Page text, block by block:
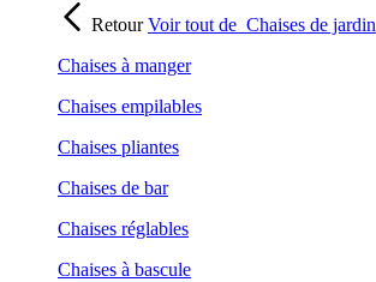
RetourVoir tout de Chaises de jardin
Chaises à manger
Chaises empilables
Chaises pliantes
Chaises de bar
Chaises réglables
Chaises à bascule